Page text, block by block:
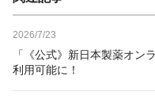
2026/7/23
「《公式》新日本製薬オン
利用可能に！